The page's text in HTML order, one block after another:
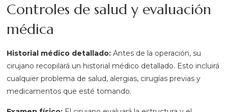
Controles de salud y evaluación
médica
Historial médico detallado:Antes de la operación, su
cirujano recopilará un historial médico detallado. Esto incluirá
cualquier problema de salud, alergias, cirugías previas y
medicamentos que esté tomando.